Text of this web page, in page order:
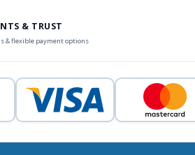
& TRUST
& flexible payment options